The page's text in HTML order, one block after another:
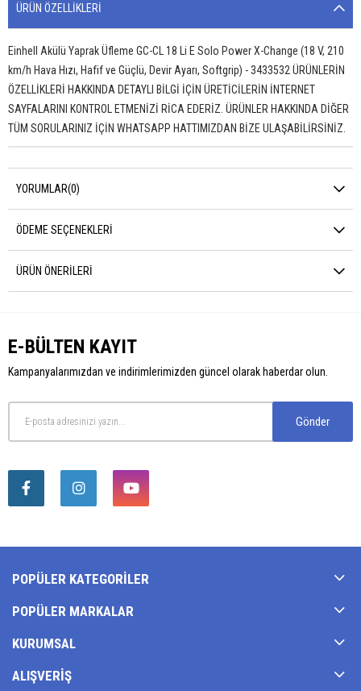
ÜRÜN ÖZELLIKLERI
Einhell Akülü Yaprak Üfleme GC-CL 18 Li E Solo Power X-Change (18 V, 210
km/h Hava Hızı, Hafif ve Güçlü, Devir Ayarı, Softgrip) - 3433532 ÜRÜNLERİN
ÖZELLİKLERİ HAKKINDA DETAYLI BİLGİ İÇİN ÜRETİCİLERİN İNTERNET
SAYFALARINI KONTROL ETMENİZİ RİCA EDERİZ. ÜRÜNLER HAKKINDA DİĞER
TÜM SORULARINIZ İÇİN WHATSAPP HATTIMIZDAN BİZE ULAŞABİLİRSİNİZ.
YORUMLAR(0)
ÖDEME SEÇENEKLERI
ÜRÜN ÖNERILERI
E-BÜLTEN KAYIT
Kampanyalarımızdan ve indirimlerimizden güncel olarak haberdar olun.
Gönder
POPÜLER KATEGORILER
POPÜLER MARKALAR
KURUMSAL
ALIŞVERIŞ